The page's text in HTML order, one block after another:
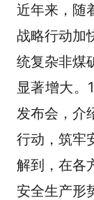
近年来，随
战略行动加
统复杂非煤
显著增大。
发布会，介
行动，筑牢
解到，在各
安全生产形